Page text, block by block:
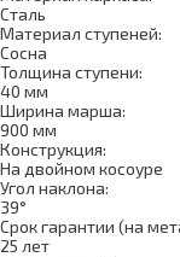
Сталь
Материал ступеней:
Сосна
Толщина ступени:
40 мм
Ширина марша:
900 мм
Конструкция:
На двойном косоуре
Угол наклона:
39°
Срок гарантии (на
25 лет